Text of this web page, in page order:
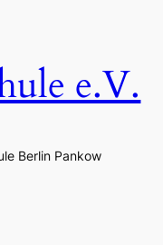
e.V.
Berlin Pankow